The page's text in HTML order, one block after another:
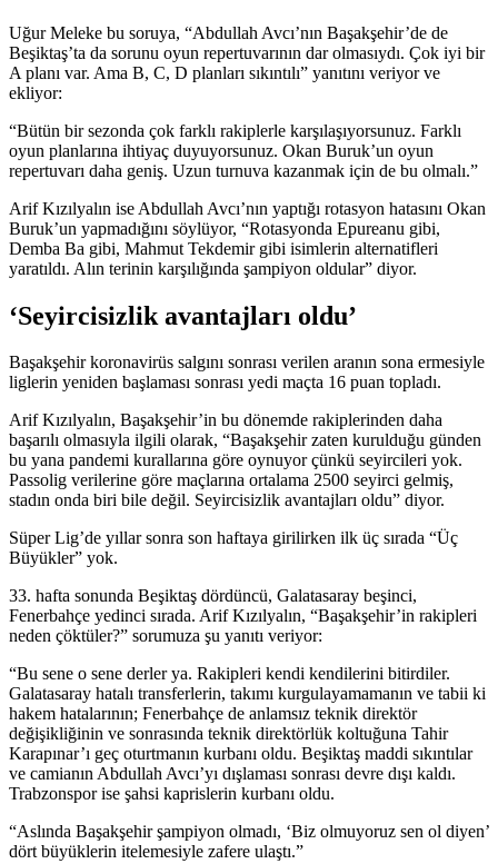
Uğur Meleke bu soruya, “Abdullah Avcı’nın Başakşehir’de de
Beşiktaş’ta da sorunu oyun repertuvarının dar olmasıydı. Çok iyi bir
A planı var. Ama B, C, D planları sıkıntılı” yanıtını veriyor ve
ekliyor:
“Bütün bir sezonda çok farklı rakiplerle karşılaşıyorsunuz. Farklı
oyun planlarına ihtiyaç duyuyorsunuz. Okan Buruk’un oyun
repertuvarı daha geniş. Uzun turnuva kazanmak için de bu olmalı.”
Arif Kızılyalın ise Abdullah Avcı’nın yaptığı rotasyon hatasını Okan
Buruk’un yapmadığını söylüyor, “Rotasyonda Epureanu gibi,
Demba Ba gibi, Mahmut Tekdemir gibi isimlerin alternatifleri
yaratıldı. Alın terinin karşılığında şampiyon oldular” diyor.
‘Seyircisizlik avantajları oldu’
Başakşehir koronavirüs salgını sonrası verilen aranın sona ermesiyle
liglerin yeniden başlaması sonrası yedi maçta 16 puan topladı.
Arif Kızılyalın, Başakşehir’in bu dönemde rakiplerinden daha
başarılı olmasıyla ilgili olarak, “Başakşehir zaten kurulduğu günden
bu yana pandemi kurallarına göre oynuyor çünkü seyircileri yok.
Passolig verilerine göre maçlarına ortalama 2500 seyirci gelmiş,
stadın onda biri bile değil. Seyircisizlik avantajları oldu” diyor.
Süper Lig’de yıllar sonra son haftaya girilirken ilk üç sırada “Üç
Büyükler” yok.
33. hafta sonunda Beşiktaş dördüncü, Galatasaray beşinci,
Fenerbahçe yedinci sırada. Arif Kızılyalın, “Başakşehir’in rakipleri
neden çöktüler?” sorumuza şu yanıtı veriyor:
“Bu sene o sene derler ya. Rakipleri kendi kendilerini bitirdiler.
Galatasaray hatalı transferlerin, takımı kurgulayamamanın ve tabii ki
hakem hatalarının; Fenerbahçe de anlamsız teknik direktör
değişikliğinin ve sonrasında teknik direktörlük koltuğuna Tahir
Karapınar’ı geç oturtmanın kurbanı oldu. Beşiktaş maddi sıkıntılar
ve camianın Abdullah Avcı’yı dışlaması sonrası devre dışı kaldı.
Trabzonspor ise şahsi kaprislerin kurbanı oldu.
“Aslında Başakşehir şampiyon olmadı, ‘Biz olmuyoruz sen ol diyen’
dört büyüklerin itelemesiyle zafere ulaştı.”